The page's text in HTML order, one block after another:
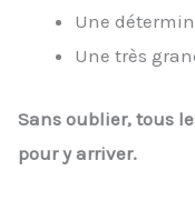
Une
Une très
Sans oublier, tous
pour y arriver.